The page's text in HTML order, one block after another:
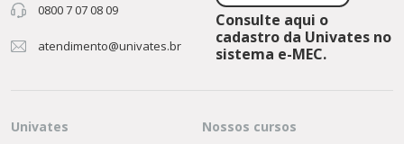
0800 7 07 08 09
atendimento@univates.br
Consulte aqui o
cadastro da Univates no
sistema e-MEC.
Univates Nossos cursos